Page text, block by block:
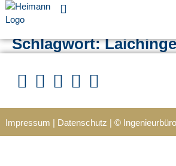
Schlagwort:
Impressum | Datenschutz | ©